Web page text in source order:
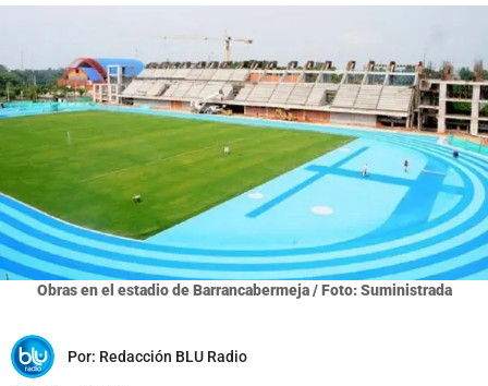
Obras en el estadio de Barrancabermeja / Foto: Suministrada
Por: Redacción BLU Radio